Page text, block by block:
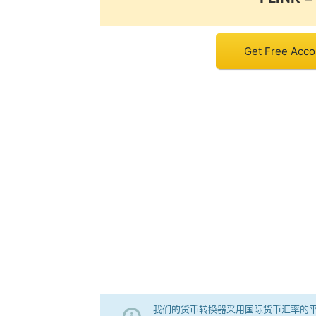
Get Free
我们的货币转换器采用国际货币汇率的